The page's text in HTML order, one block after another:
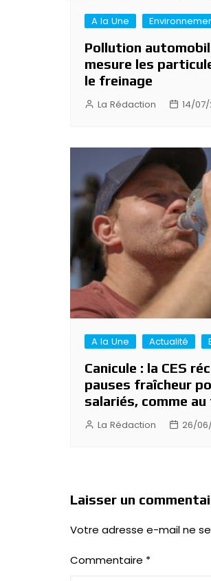
A la Une
Pollution
mesure les
le freinage
La Rédaction 14/
A la Une Actualité
Canicule : la CES
pauses fraîcheur
salariés, comme
La Rédaction 26/
Laisser un
Votre adresse e-mail ne
Commentaire *